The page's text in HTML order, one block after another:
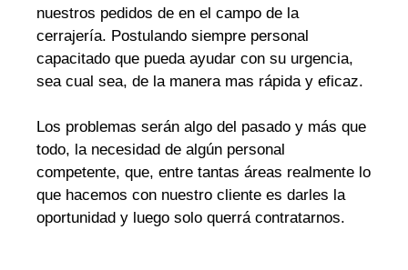
nuestros pedidos de en el campo de la
cerrajería. Postulando siempre personal
capacitado que pueda ayudar con su urgencia,
sea cual sea, de la manera mas rápida y eficaz.
Los problemas serán algo del pasado y más que
todo, la necesidad de algún personal
competente, que, entre tantas áreas realmente lo
que hacemos con nuestro cliente es darles la
oportunidad y luego solo querrá contratarnos.